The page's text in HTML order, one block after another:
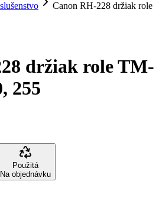
Canon RH-228 držiak role
držiak role TM-
255
Použitá
Na objednávku